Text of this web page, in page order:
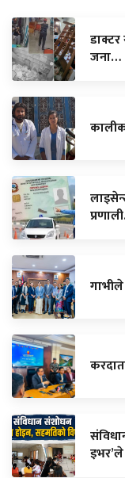
जना…